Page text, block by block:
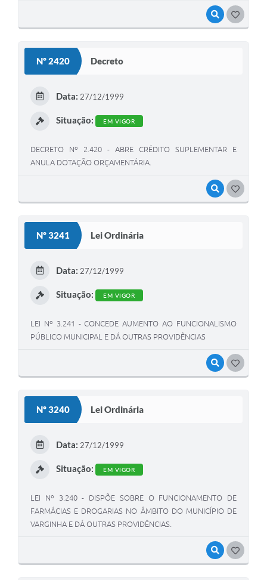
VISUALIZAR
Nº 2420 Decreto
VISUALIZAR
Data: 27/12/1999
Situação: EM VIGOR
DECRETO Nº 2.420 - ABRE CRÉDITO SUPLEMENTAR E
ANULA DOTAÇÃO ORÇAMENTÁRIA.
Nº 3241 Lei Ordinária
VISUALIZAR
Data: 27/12/1999
Situação: EM VIGOR
LEI Nº 3.241 - CONCEDE AUMENTO AO FUNCIONALISMO
PÚBLICO MUNICIPAL E DÁ OUTRAS PROVIDÊNCIAS
Nº 3240 Lei Ordinária
VISUALIZAR
Data: 27/12/1999
Situação: EM VIGOR
LEI Nº 3.240 - DISPÕE SOBRE O FUNCIONAMENTO DE
FARMÁCIAS E DROGARIAS NO ÂMBITO DO MUNICÍPIO DE
VARGINHA E DÁ OUTRAS PROVIDÊNCIAS.